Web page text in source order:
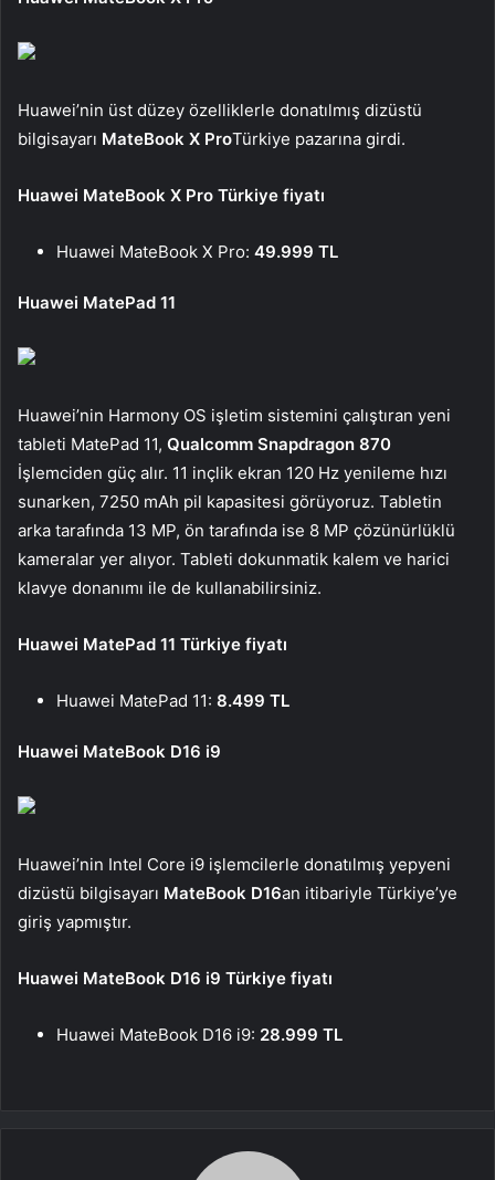
Huawei’nin üst düzey özelliklerle donatılmış dizüstü
bilgisayarı MateBook X ProTürkiye pazarına girdi.
Huawei MateBook X Pro Türkiye fiyatı
Huawei MateBook X Pro: 49.999 TL
Huawei MatePad 11
Huawei’nin Harmony OS işletim sistemini çalıştıran yeni
tableti MatePad 11, Qualcomm Snapdragon 870
İşlemciden güç alır. 11 inçlik ekran 120 Hz yenileme hızı
sunarken, 7250 mAh pil kapasitesi görüyoruz. Tabletin
arka tarafında 13 MP, ön tarafında ise 8 MP çözünürlüklü
kameralar yer alıyor. Tableti dokunmatik kalem ve harici
klavye donanımı ile de kullanabilirsiniz.
Huawei MatePad 11 Türkiye fiyatı
Huawei MatePad 11: 8.499 TL
Huawei MateBook D16 i9
Huawei’nin Intel Core i9 işlemcilerle donatılmış yepyeni
dizüstü bilgisayarı MateBook D16an itibariyle Türkiye’ye
giriş yapmıştır.
Huawei MateBook D16 i9 Türkiye fiyatı
Huawei MateBook D16 i9: 28.999 TL